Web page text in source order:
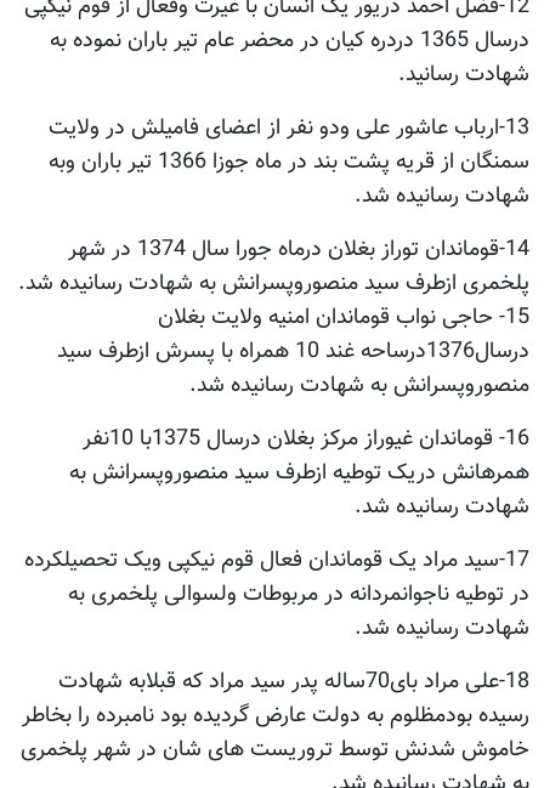
درسال 1365 دردره کیان در محضر عام تیر باران نموده به
شهادت رسانید.
13-ارباب عاشور علی ودو نفر از اعضای فامیلش در ولایت
سمنگان از قریه پشت بند در ماه جوزا 1366 تیر باران وبه
شهادت رسانیده شد.
14-قوماندان توراز بغلان درماه جورا سال 1374 در شهر
پلخمری ازطرف سید منصوروپسرانش به شهادت رسانیده شد.
15- حاجی نواب قوماندان امنیه ولایت بغلان
درسال1376درساحه غند 10 همراه با پسرش ازطرف سید
منصوروپسرانش به شهادت رسانیده شد.
16- قوماندان غیوراز مرکز بغلان درسال 1375با 10نفر
همرهانش دریک توطیه ازطرف سید منصوروپسرانش به
شهادت رسانیده شد.
17-سید مراد یک قوماندان فعال قوم نیکپی ویک تحصیلکرده
در توطیه ناجوانمردانه در مربوطات ولسوالی پلخمری به
شهادت رسانیده شد.
18-علی مراد بای70ساله پدر سید مراد که قبلابه شهادت
رسیده بودمظلوم به دولت عارض گردیده بود نامبرده را بخاطر
خاموش شدنش توسط تروریست های شان در شهر پلخمری